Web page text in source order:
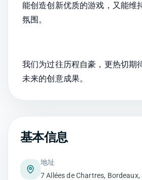
能创造创新优质的游戏，又能维
氛围。
我们为过往历程自豪，更热切期
未来的创意成果。
基本信息
地址
7 Allées de Chartres,